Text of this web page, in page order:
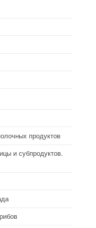
продуктов
и субпродуктов.